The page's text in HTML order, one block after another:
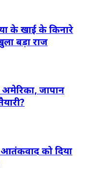
के खाई के किनारे
बड़ा राज
जापान
आतंकवाद को दिया